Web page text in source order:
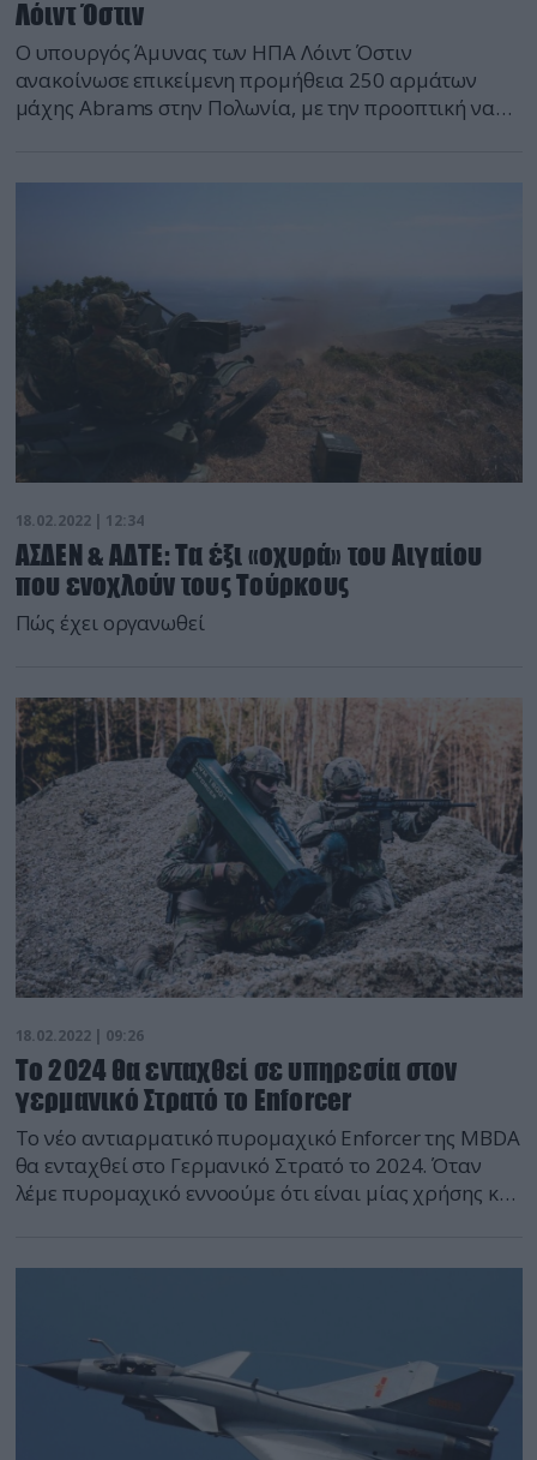
Λόιντ Όστιν
Ο υπουργός Άμυνας των ΗΠΑ Λόιντ Όστιν
ανακοίνωσε επικείμενη προμήθεια 250 αρμάτων
μάχης Abrams στην Πολωνία, με την προοπτική να
Βαρσοβία. Φυσικά αναφέρθηκαν όπως πάντα με την
18.02.2022 | 12:34
ΑΣΔΕΝ & ΑΔΤΕ: Τα έξι «οχυρά» του Αιγαίου
που ενοχλούν τους Τούρκους
Πώς έχει οργανωθεί
18.02.2022 | 09:26
Το 2024 θα ενταχθεί σε υπηρεσία στον
γερμανικό Στρατό το Enforcer
Tο νέο αντιαρματικό πυρομαχικό Enforcer της MBDA
θα ενταχθεί στο Γερμανικό Στρατό το 2024. Όταν
λέμε πυρομαχικό εννοούμε ότι είναι μίας χρήσης και
και αναπτύχθηκε ως αντικαταστάτης των LAW και